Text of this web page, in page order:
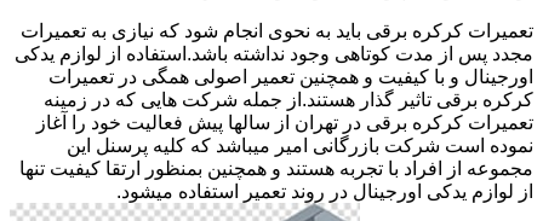
تعمیرات کرکره برقی باید به نحوی انجام شود که نیازی به تعمیرات
مجدد پس از مدت کوتاهی وجود نداشته باشد.استفاده از لوازم یدکی
اورجینال و با کیفیت و همچنین تعمیر اصولی همگی در تعمیرات
کرکره برقی تاثیر گذار هستند.از جمله شرکت هایی که در زمینه
تعمیرات کرکره برقی در تهران از سالها پیش فعالیت خود را آغاز
نموده است شرکت بازرگانی امیر میباشد که کلیه پرسنل این
مجموعه از افراد با تجربه هستند و همچنین بمنظور ارتقا کیفیت تنها
از لوازم یدکی اورجینال در روند تعمیر استفاده میشود.